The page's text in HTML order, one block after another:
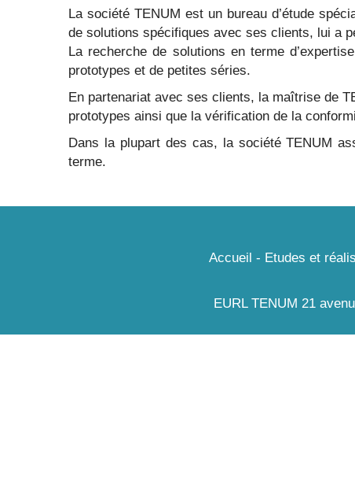
La société TENUM est un bureau d’étude
de solutions spécifiques avec ses clients, lui a
La recherche de solutions en terme
prototypes et de petites séries.
En partenariat avec ses clients, la maîtrise de
prototypes ainsi que la vérification de la
Dans la plupart des cas, la société TENUM
terme.
Accueil - Etudes et
EURL TENUM 21